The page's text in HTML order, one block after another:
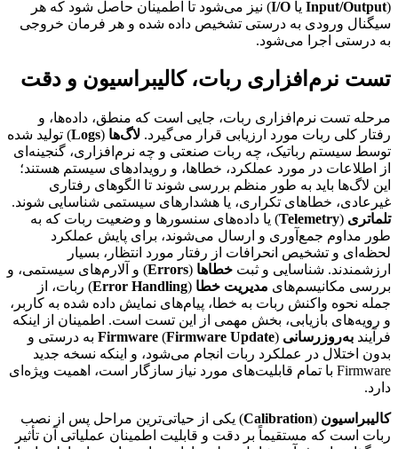
(
Input/Output یا I/O) نیز می‌شود تا اطمینان حاصل شود که هر
سیگنال ورودی به درستی تشخیص داده شده و هر فرمان خروجی
به درستی اجرا می‌شود.
تست نرم‌افزاری ربات، کالیبراسیون و دقت
مرحله تست نرم‌افزاری ربات، جایی است که منطق، داده‌ها، و
رفتار کلی ربات مورد ارزیابی قرار می‌گیرد. لاگ‌ها (
Logs) تولید شده
توسط سیستم رباتیک، چه ربات صنعتی و چه نرم‌افزاری، گنجینه‌ای
از اطلاعات در مورد عملکرد، خطاها، و رویدادهای سیستم هستند؛
این لاگ‌ها باید به طور منظم بررسی شوند تا الگوهای رفتاری
غیرعادی، خطاهای تکراری، یا هشدارهای سیستمی شناسایی شوند.
تلماتری (
Telemetry) یا داده‌های سنسورها و وضعیت ربات که به
طور مداوم جمع‌آوری و ارسال می‌شوند، برای پایش عملکرد
لحظه‌ای و تشخیص انحرافات از رفتار مورد انتظار، بسیار
ارزشمندند. شناسایی و ثبت خطاها (
Errors) و آلارم‌های سیستمی، و
بررسی مکانیسم‌های مدیریت خطا (
Error Handling) ربات، از
جمله نحوه واکنش ربات به خطا، پیام‌های نمایش داده شده به کاربر،
و رویه‌های بازیابی، بخش مهمی از این تست است. اطمینان از اینکه
فرآیند به‌روزرسانی Firmware (Firmware Update
) به درستی و
بدون اختلال در عملکرد ربات انجام می‌شود، و اینکه نسخه جدید
Firmware با تمام قابلیت‌های مورد نیاز سازگار است، اهمیت ویژه‌ای
دارد.
کالیبراسیون (
Calibration) یکی از حیاتی‌ترین مراحل پس از نصب
ربات است که مستقیماً بر دقت و قابلیت اطمینان عملیاتی آن تأثیر